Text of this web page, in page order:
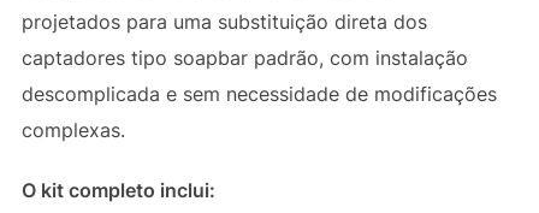
projetados para uma substituição direta dos
captadores tipo soapbar padrão, com instalação
descomplicada e sem necessidade de modificações
complexas.
O kit completo inclui: